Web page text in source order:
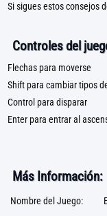
Si sigues estos consejos
Controles del
Flechas para moverse
Shift para cambiar tipos
Control para disparar
Enter para entrar al
Más Información:
Nombre del Juego: